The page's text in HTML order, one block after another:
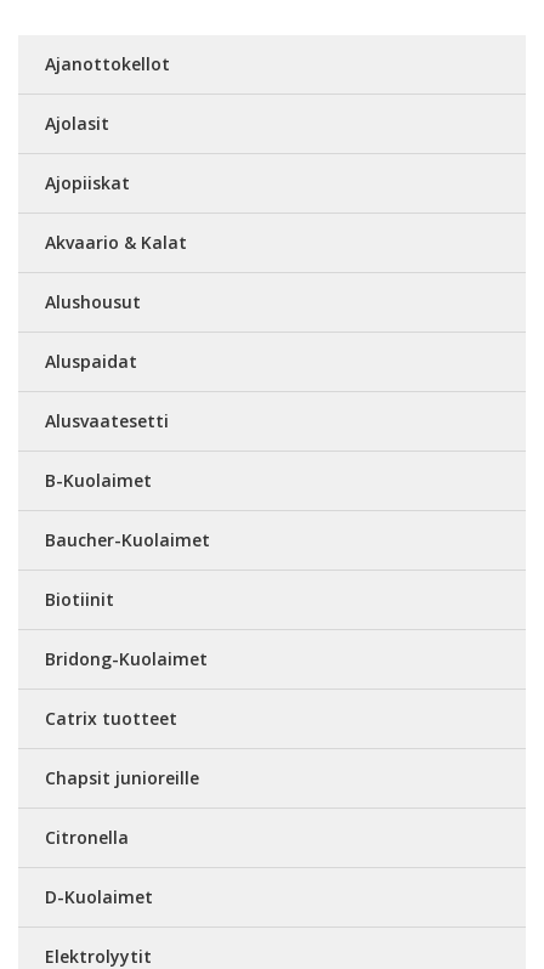
Ajanottokellot
Ajolasit
Ajopiiskat
Akvaario & Kalat
Alushousut
Aluspaidat
Alusvaatesetti
B-Kuolaimet
Baucher-Kuolaimet
Biotiinit
Bridong-Kuolaimet
Catrix tuotteet
Chapsit junioreille
Citronella
D-Kuolaimet
Elektrolyytit